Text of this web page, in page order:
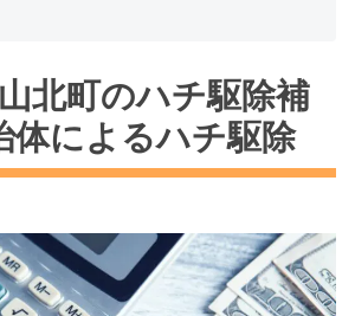
北町のハチ駆除補
体によるハチ駆除